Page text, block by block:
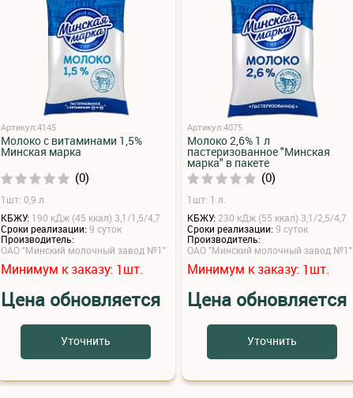
Артикул:4145
Молоко с витаминами 1,5%
Минская марка
(0)
1шт: 0,9 л.
КБЖУ: 190 кДж (45 ккал) 3,1/1,5/4,7
Сроки реализации:9 суток
Производитель:
ОАО "Минский молочный завод №1"
Минимум к заказу: 1шт.
Цена обновляется
Уточнить
Артикул:4075
Молоко 2,6% 1 л
пастеризованное "Минская
марка" в пакете
(0)
1шт: 1 л.
КБЖУ: 230 кДж (55 ккал) 3,1/2,5/4,7
Сроки реализации:9 суток
Производитель:
ОАО "Минский молочный завод №1"
Минимум к заказу: 1шт.
Цена обновляется
Уточнить